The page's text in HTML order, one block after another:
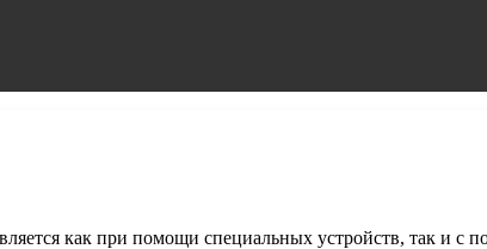
как при помощи специальных устройств, так и с